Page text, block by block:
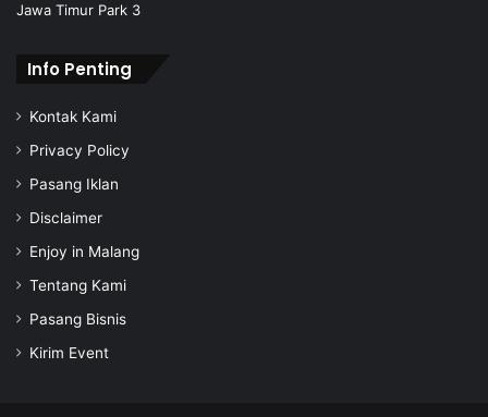
s
Jawa Timur Park 3
Info Penting
Kontak Kami
Privacy Policy
Pasang Iklan
Disclaimer
Enjoy in Malang
Tentang Kami
Pasang Bisnis
Kirim Event